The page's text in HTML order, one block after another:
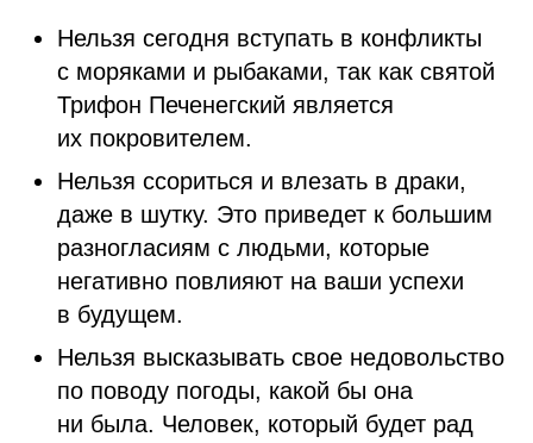
Нельзя сегодня вступать в конфликты
с моряками и рыбаками, так как святой
Трифон Печенегский является
их покровителем.
Нельзя ссориться и влезать в драки,
даже в шутку. Это приведет к большим
разногласиям с людьми, которые
негативно повлияют на ваши успехи
в будущем.
Нельзя высказывать свое недовольство
по поводу погоды, какой бы она
ни была. Человек, который будет рад